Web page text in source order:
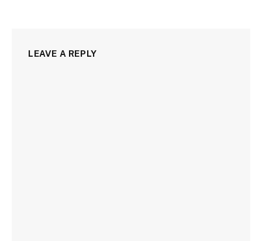
LEAVE A REPLY